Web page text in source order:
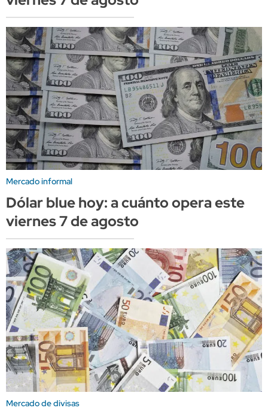
Mercado informal
Dólar blue hoy: a cuánto opera este
viernes 7 de agosto
Mercado de divisas